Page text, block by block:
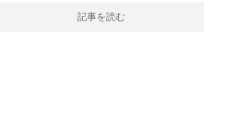
記事を読む